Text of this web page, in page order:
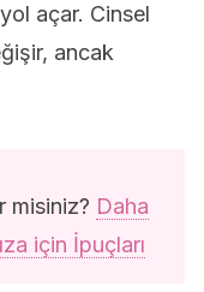
açar. Cinsel
ancak
misiniz? Daha
için İpuçları